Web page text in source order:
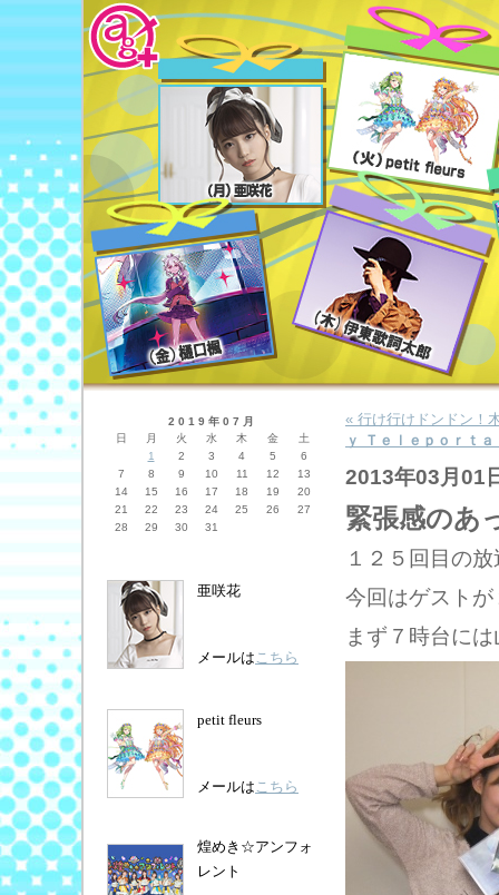
2019年07月
日
月 火 水 木 金
土
1
2 3 4 5
6
7
8 9 10 11 12
13
14
15 16 17 18 19
20
21
22 23 24 25 26
27
28
29 30 31
亜咲花
メールはこちら
petit fleurs
メールはこちら
煌めき☆アンフォ
レント
« 行け行けドンドン！
ｙ Ｔｅｌｅｐｏｒｔ
2013年03月01
緊張感のあ
１２５回目の
今回はゲスト
まず７時台に